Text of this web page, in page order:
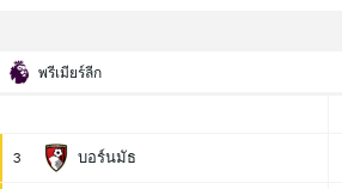
พรีเมียร์ลีก
3 บอร์นมัธ